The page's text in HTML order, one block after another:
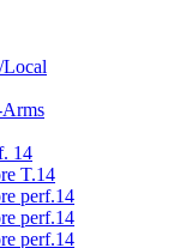
Arms
14
T.14
perf.14
perf.14
perf.14